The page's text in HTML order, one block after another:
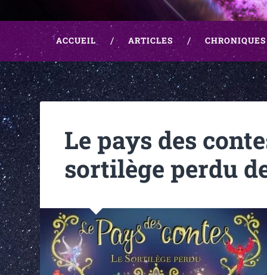
ACCUEIL ARTICLES
Le pays des
sortilège perdu